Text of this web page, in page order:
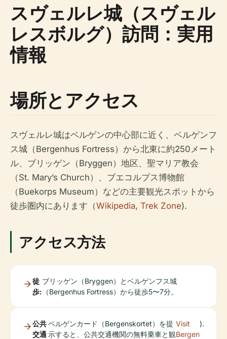
スヴェルレ城（スヴェル
レスボルグ）訪問：実用
情報
場所とアクセス
スヴェルレ城はベルゲンの中心部に近く、ベルゲンフ
ス城（Bergenhus Fortress）から北東に約250メート
ル、ブリッゲン（Bryggen）地区、聖マリア教会
（St. Mary’s Church）、ブエコルプス博物館
（Buekorps Museum）などの主要観光スポットから
徒歩圏内にあります（Wikipedia, Trek Zone).
アクセス方法
徒
歩:
ブリッゲン（Bryggen）とベルゲンフス城
（Bergenhus Fortress）から徒歩5〜7分。
公共
交通
ベルゲンカード（Bergenskortet）を提
示すると、公共交通機関の無料乗車と観
Visit
Bergen
).